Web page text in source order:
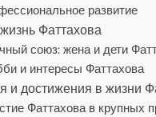
развитие
Фаттахова
союз: жена и дети
и интересы Фаттахова
и достижения в жизни
Фаттахова в крупных